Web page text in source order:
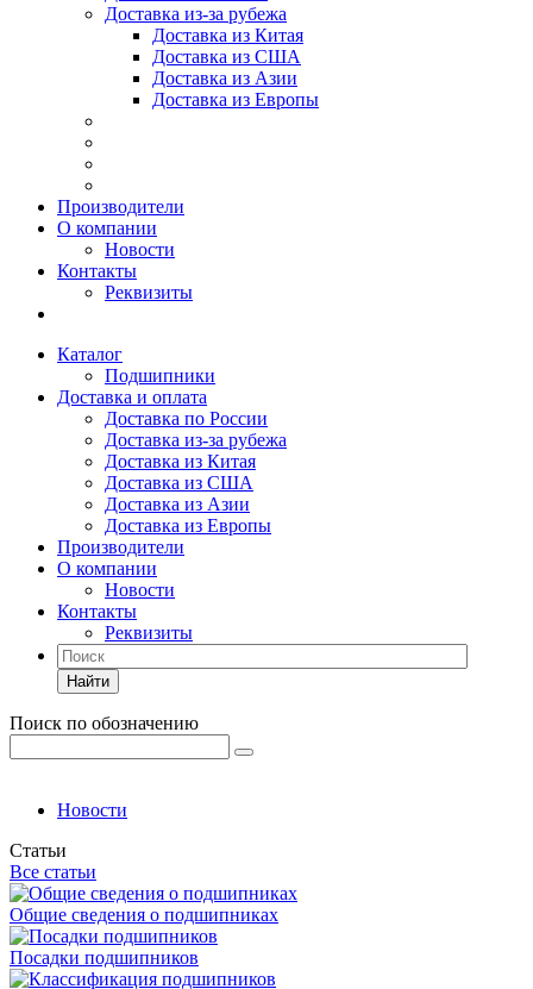
Доставка из-за рубежа
Доставка из Китая
Доставка из США
Доставка из Азии
Доставка из Европы
Производители
О компании
Новости
Контакты
Реквизиты
Каталог
Подшипники
Доставка и оплата
Доставка по России
Доставка из-за рубежа
Доставка из Китая
Доставка из США
Доставка из Азии
Доставка из Европы
Производители
О компании
Новости
Контакты
Реквизиты
Найти
Поиск по обозначению
Новости
Статьи
Все статьи
Общие сведения о подшипниках
Посадки подшипников